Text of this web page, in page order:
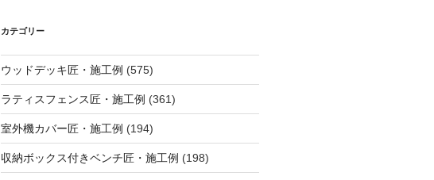
カテゴリー
ウッドデッキ匠・施工例 (575)
ラティスフェンス匠・施工例 (361)
室外機カバー匠・施工例 (194)
収納ボックス付きベンチ匠・施工例 (198)